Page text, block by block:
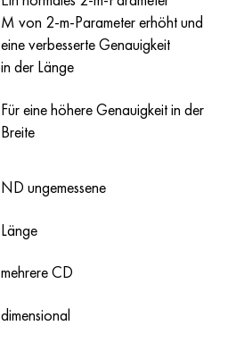
M von 2-m-Parameter erhöht und
eine verbesserte Genauigkeit
in der Länge
Für eine höhere Genauigkeit in der
Breite
ND ungemessene
Länge
mehrere CD
dimensional